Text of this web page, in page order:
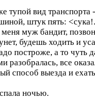
тупой вид транспорта
штук пять:
муж бандит,
будешь ходить и
построже, а то чуть
разобралась, все
способ выезда и
ночью.